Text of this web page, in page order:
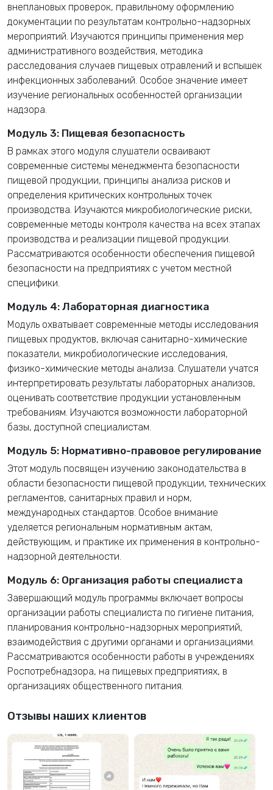
внеплановых проверок, правильному оформлению
документации по результатам контрольно-надзорных
мероприятий. Изучаются принципы применения мер
административного воздействия, методика
расследования случаев пищевых отравлений и вспышек
инфекционных заболеваний. Особое значение имеет
изучение региональных особенностей организации
надзора.
Модуль 3: Пищевая безопасность
В рамках этого модуля слушатели осваивают
современные системы менеджмента безопасности
пищевой продукции, принципы анализа рисков и
определения критических контрольных точек
производства. Изучаются микробиологические риски,
современные методы контроля качества на всех этапах
производства и реализации пищевой продукции.
Рассматриваются особенности обеспечения пищевой
безопасности на предприятиях с учетом местной
специфики.
Модуль 4: Лабораторная диагностика
Модуль охватывает современные методы исследования
пищевых продуктов, включая санитарно-химические
показатели, микробиологические исследования,
физико-химические методы анализа. Слушатели учатся
интерпретировать результаты лабораторных анализов,
оценивать соответствие продукции установленным
требованиям. Изучаются возможности лабораторной
базы, доступной специалистам.
Модуль 5: Нормативно-правовое регулирование
Этот модуль посвящен изучению законодательства в
области безопасности пищевой продукции, технических
регламентов, санитарных правил и норм,
международных стандартов. Особое внимание
уделяется региональным нормативным актам,
действующим, и практике их применения в контрольно-
надзорной деятельности.
Модуль 6: Организация работы специалиста
Завершающий модуль программы включает вопросы
организации работы специалиста по гигиене питания,
планирования контрольно-надзорных мероприятий,
взаимодействия с другими органами и организациями.
Рассматриваются особенности работы в учреждениях
Роспотребнадзора, на пищевых предприятиях, в
организациях общественного питания.
Отзывы наших клиентов